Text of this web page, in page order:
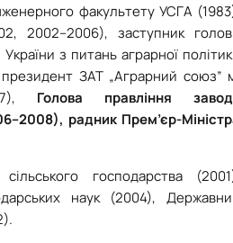
факультету УСГА
2002–2006), заступник
з питань аграрної
ЗАТ „Аграрний союз”
Голова правління
радник Прем’єр-
господарства
наук (2004),